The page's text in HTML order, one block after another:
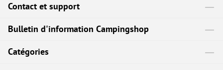
Contact et support
Bulletin d'information Campingshop
Catégories